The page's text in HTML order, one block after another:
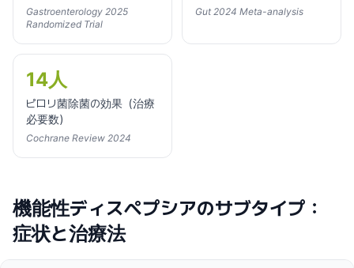
Gastroenterology 2025
Randomized Trial
Gut 2024 Meta-analysis
14人
ピロリ菌除菌の効果（治療
必要数）
Cochrane Review 2024
機能性ディスペプシアのサブタイプ：
症状と治療法